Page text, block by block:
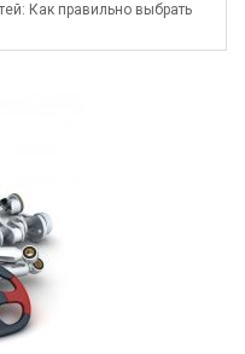
Как правильно выбрать